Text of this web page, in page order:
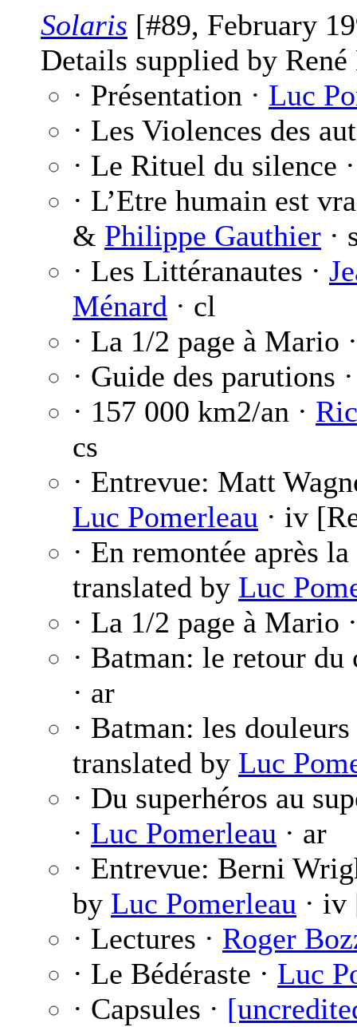
Solaris [#89, February
Details supplied by
· Présentation · Luc
· Les Violences des
· Le Rituel du silence
· L’Etre humain est
& Philippe Gauthier ·
· Les Littéranautes ·
Ménard · cl
· La 1/2 page à Mario
· Guide des parutions
· 157 000 km2/an ·
cs
· Entrevue: Matt
Luc Pomerleau · iv
· En remontée après
translated by Luc
· La 1/2 page à Mario
· Batman: le retour
· ar
· Batman: les
translated by Luc
· Du superhéros au
· Luc Pomerleau · ar
· Entrevue: Berni
by Luc Pomerleau ·
· Lectures · Roger
· Le Bédéraste · Luc
· Capsules ·